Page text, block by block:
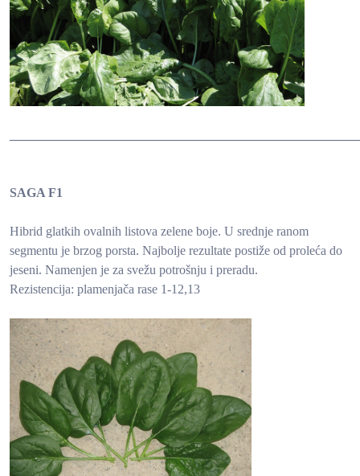
SAGA F1
Hibrid glatkih ovalnih listova zelene boje. U srednje ranom
segmentu je brzog porsta. Najbolje rezultate postiže od proleća do
jeseni. Namenjen je za svežu potrošnju i preradu.
Rezistencija: plamenjača rase 1-12,13